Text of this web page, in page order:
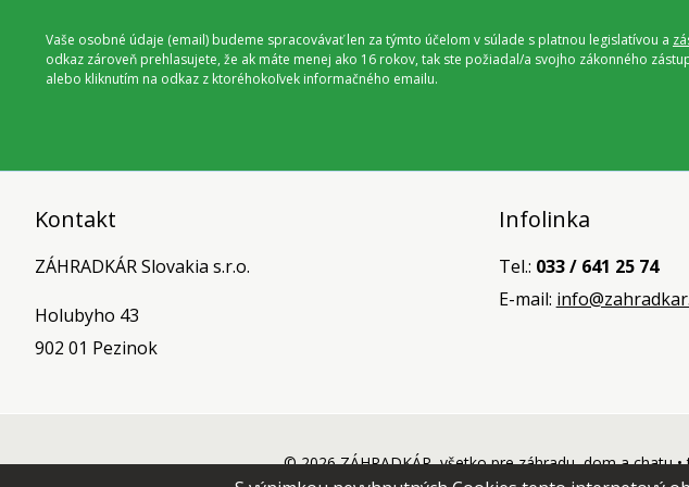
Vaše osobné údaje (email) budeme spracovávať len za týmto účelom v súlade s platnou legislatívou a
odkaz zároveň prehlasujete, že ak máte menej ako 16 rokov, tak ste požiadal/a svojho zákonného
alebo kliknutím na odkaz z ktoréhokoľvek informačného emailu.
Kontakt
ZÁHRADKÁR Slovakia s.r.o.
Holubyho 43
902 01 Pezinok
Infolinka
Tel.: 033 / 641 25 74
E-mail:
© 2026 ZÁHRADKÁR, všetko pre záhradu, dom a chatu •